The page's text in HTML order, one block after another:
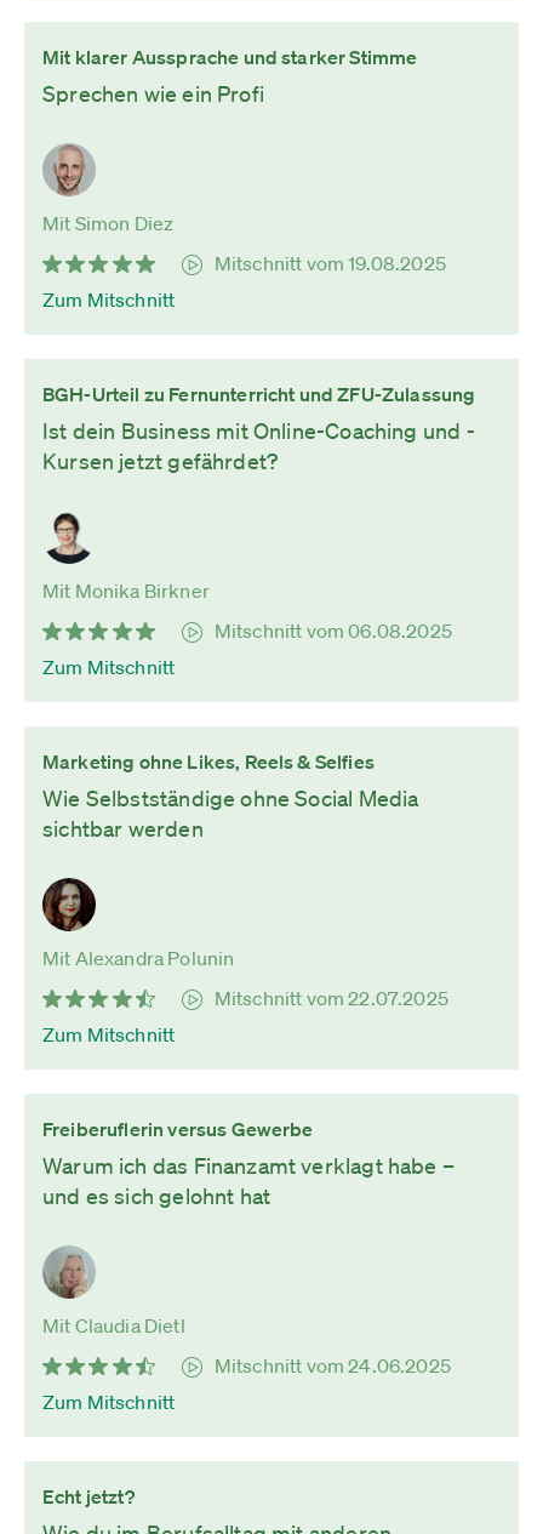
Mit klarer Aussprache und starker Stimme
Sprechen wie ein Profi
Mit Simon Diez
Mitschnitt vom 19.08.2025
Zum Mitschnitt
BGH-Urteil zu Fernunterricht und ZFU-Zulassung
Ist dein Business mit Online-Coaching und -
Kursen jetzt gefährdet?
Mit Monika Birkner
Mitschnitt vom 06.08.2025
Zum Mitschnitt
Marketing ohne Likes, Reels & Selfies
Wie Selbstständige ohne Social Media
sichtbar werden
Mit Alexandra Polunin
Mitschnitt vom 22.07.2025
Zum Mitschnitt
Freiberuflerin versus Gewerbe
Warum ich das Finanzamt verklagt habe –
und es sich gelohnt hat
Mit Claudia Dietl
Mitschnitt vom 24.06.2025
Zum Mitschnitt
Echt jetzt?